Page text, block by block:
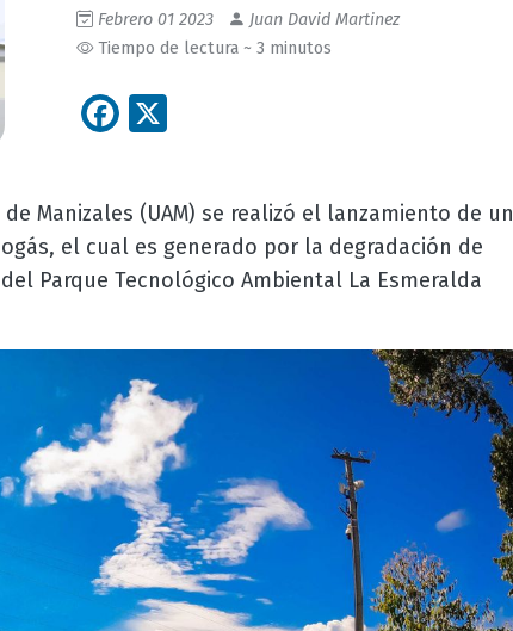
Febrero 01 2023
Juan David Martinez
Tiempo de lectura ~ 3 minutos
Facebook
Manizales (UAM) se realizó el lanzamiento de un
el cual es generado por la degradación de
Parque Tecnológico Ambiental La Esmeralda